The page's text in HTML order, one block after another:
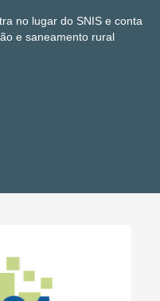
no lugar do SNIS e conta
e saneamento rural